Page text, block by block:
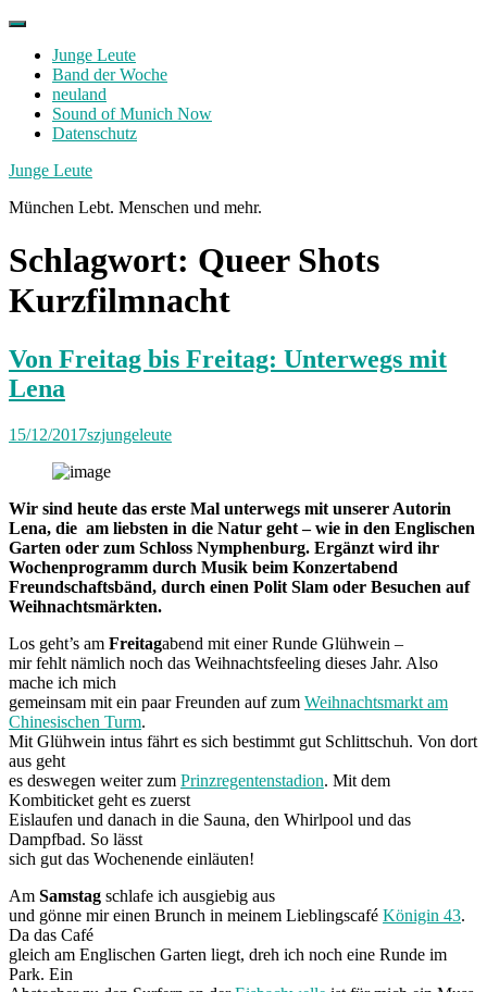
Skip
contentJunge Leute
Band der Woche
neuland
Sound of Munich Now
Datenschutz
Facebook
Twitter
Instagram
Junge Leute
München Lebt. Menschen und mehr.
Schlagwort: Queer Shots
Kurzfilmnacht
Von Freitag bis Freitag: Unterwegs mit
Lena
15/12/2017szjungeleute
Wir sind heute das erste Mal unterwegs mit unserer Autorin
Lena, die am liebsten in die Natur geht – wie in den Englischen
Garten oder zum Schloss Nymphenburg. Ergänzt wird ihr
Wochenprogramm durch Musik beim Konzertabend
Freundschaftsbänd, durch einen Polit Slam oder Besuchen auf
Weihnachtsmärkten.
Los geht’s am Freitagabend mit einer Runde Glühwein –
mir fehlt nämlich noch das Weihnachtsfeeling dieses Jahr. Also
mache ich mich
gemeinsam mit ein paar Freunden auf zum Weihnachtsmarkt am
Chinesischen Turm.
Mit Glühwein intus fährt es sich bestimmt gut Schlittschuh. Von dort
aus geht
es deswegen weiter zum Prinzregentenstadion. Mit dem
Kombiticket geht es zuerst
Eislaufen und danach in die Sauna, den Whirlpool und das
Dampfbad. So lässt
sich gut das Wochenende einläuten!
Am Samstag schlafe ich ausgiebig aus
und gönne mir einen Brunch in meinem Lieblingscafé Königin 43.
Da das Café
gleich am Englischen Garten liegt, dreh ich noch eine Runde im
Park. Ein